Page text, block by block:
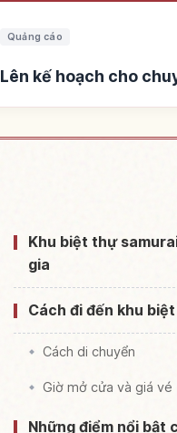
Quảng cáo
Lên kế hoạch cho
Khu biệt thự
gia
Cách đi đến khu
Cách di chuyển
Giờ mở cửa và giá vé
Những điểm nổi bật